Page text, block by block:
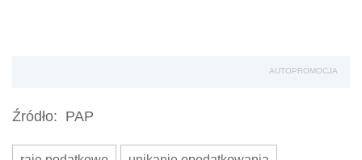
AUTOPROMOCJA
Źródło: PAP